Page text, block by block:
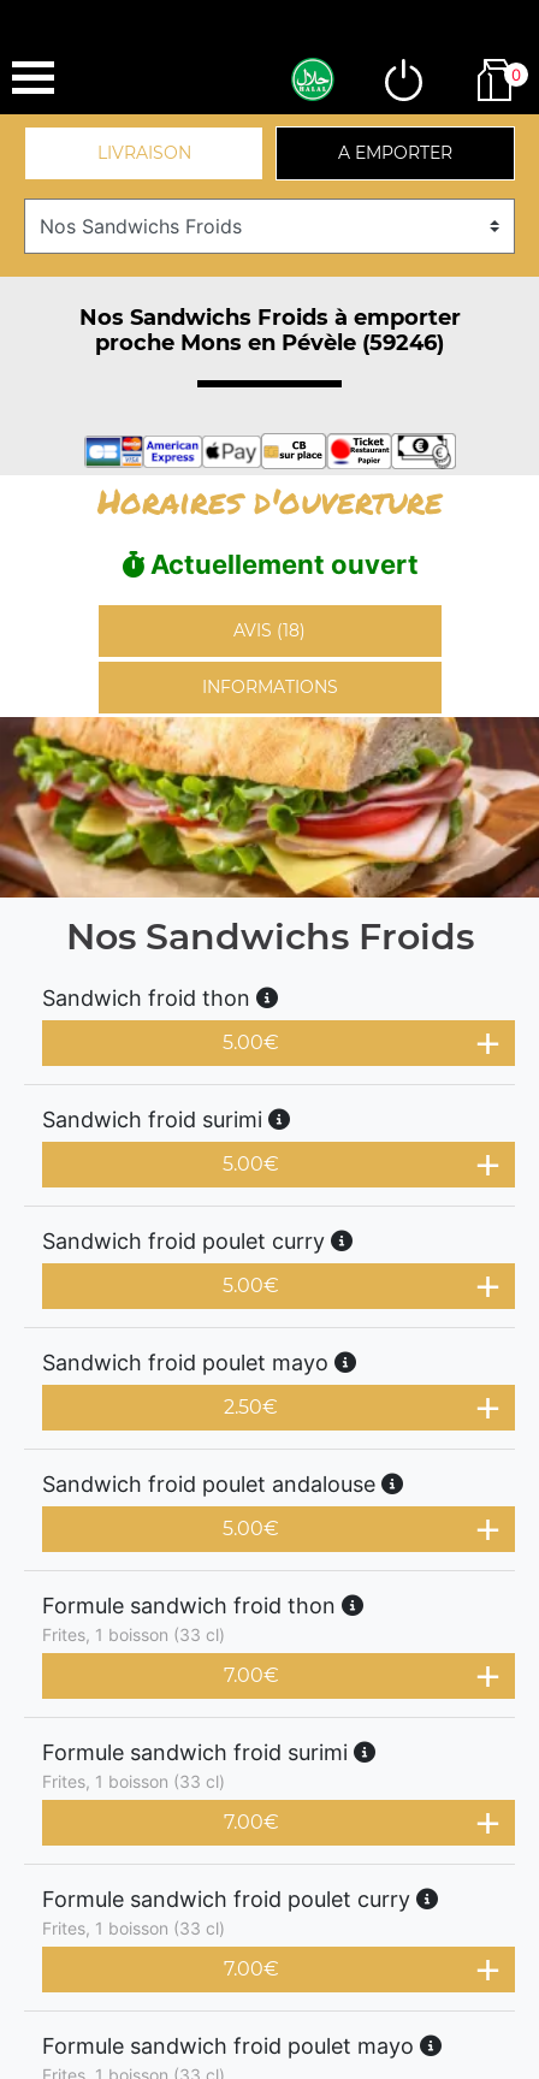
0
LIVRAISON A EMPORTER
Nos Sandwichs Froids à emporter
proche Mons en Pévèle (59246)
Horaires d'ouverture
Actuellement ouvert
AVIS (18)
INFORMATIONS
Nos Sandwichs Froids
Sandwich froid thon
5.00€
Sandwich froid surimi
5.00€
Sandwich froid poulet curry
5.00€
Sandwich froid poulet mayo
2.50€
Sandwich froid poulet andalouse
5.00€
Formule sandwich froid thon
Frites, 1 boisson (33 cl)
7.00€
Formule sandwich froid surimi
Frites, 1 boisson (33 cl)
7.00€
Formule sandwich froid poulet curry
Frites, 1 boisson (33 cl)
7.00€
Formule sandwich froid poulet mayo
Frites, 1 boisson (33 cl)